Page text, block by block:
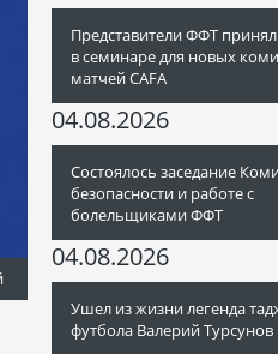
Представители ФФТ
в семинаре для новых
матчей CAFA
04.08.2026
Состоялось заседание
безопасности и работе с
болельщиками ФФТ
04.08.2026
Ушел из жизни легенда
футбола Валерий Турсунов